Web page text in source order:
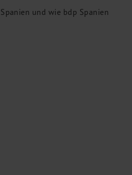
und wie bdp Spanien